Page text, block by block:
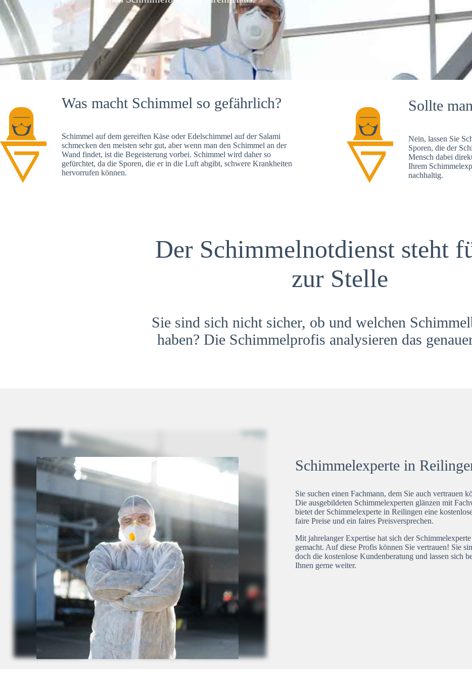
Was macht Schimmel so gefährlich?
Schimmel auf dem gereiften Käse oder Edelschimmel auf der Salami
schmecken den meisten sehr gut, aber wenn man den Schimmel an der
Wand findet, ist die Begeisterung vorbei. Schimmel wird daher so
gefürchtet, da die Sporen, die er in die Luft abgibt, schwere Krankheiten
hervorrufen können.
Sollte
Nein, lassen Sie
Sporen, die der
Mensch dabei
Ihrem
nachhaltig.
Der Schimmelnotdienst steht
zur Stelle
Sie sind sich nicht sicher, ob und welchen
haben? Die Schimmelprofis analysieren das
Schimmelexperte in
Sie suchen einen Fachmann, dem Sie auch vertrauen
Die ausgebildeten Schimmelexperten glänzen mit
bietet der Schimmelexperte in Reilingen eine
faire Preise und ein faires Preisversprechen.
Mit jahrelanger Expertise hat sich der
gemacht. Auf diese Profis können Sie vertrauen! Sie
doch die kostenlose Kundenberatung und lassen sich
Ihnen gerne weiter.